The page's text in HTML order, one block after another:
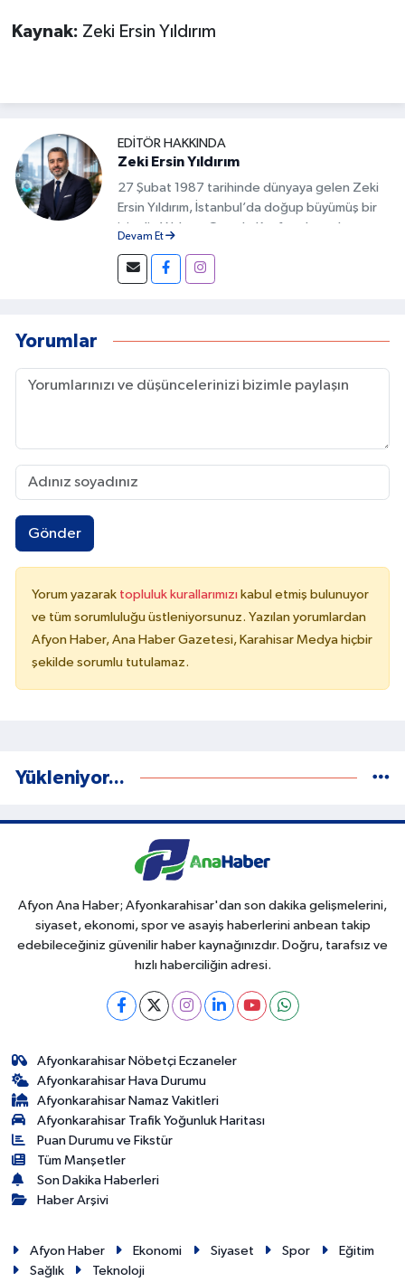
Kaynak: Zeki Ersin Yıldırım
EDITÖR HAKKINDA
Zeki Ersin Yıldırım
27 Şubat 1987 tarihinde dünyaya gelen Zeki
Ersin Yıldırım, İstanbul’da doğup büyümüş bir
isimdir. Yıldırım, Google Keşfet alanında
alanda fark yaratan isimlerden biri olmuştur.
İçeriklerin doğru başlıklarla hazırlanması,
Devam Et
Yorumlar
Gönder
Yorum yazarak topluluk kurallarımızı kabul etmiş bulunuyor
ve tüm sorumluluğu üstleniyorsunuz. Yazılan yorumlardan
Afyon Haber, Ana Haber Gazetesi, Karahisar Medya hiçbir
şekilde sorumlu tutulamaz.
Yükleniyor...
Afyon Ana Haber; Afyonkarahisar'dan son dakika gelişmelerini,
siyaset, ekonomi, spor ve asayiş haberlerini anbean takip
edebileceğiniz güvenilir haber kaynağınızdır. Doğru, tarafsız ve
hızlı haberciliğin adresi.
Afyonkarahisar Nöbetçi Eczaneler
Afyonkarahisar Hava Durumu
Afyonkarahisar Namaz Vakitleri
Afyonkarahisar Trafik Yoğunluk Haritası
Puan Durumu ve Fikstür
Tüm Manşetler
Son Dakika Haberleri
Haber Arşivi
Afyon Haber Ekonomi Siyaset Spor
Eğitim
Sağlık
Teknoloji